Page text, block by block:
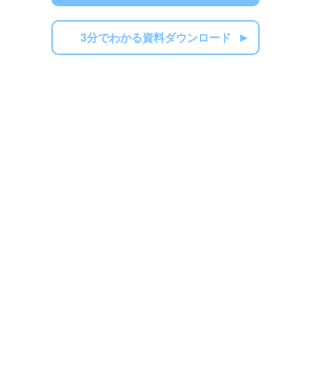
3分でわかる資料ダウンロード